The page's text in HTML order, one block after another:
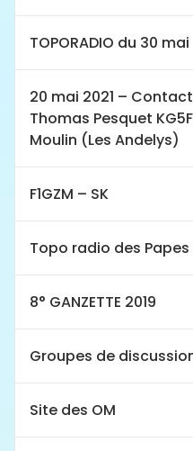
TOPORADIO du 30
20 mai 2021 –
Thomas Pesquet
Moulin (Les Andelys)
F1GZM – SK
Topo radio des Papes
8° GANZETTE 2019
Groupes de
Site des OM